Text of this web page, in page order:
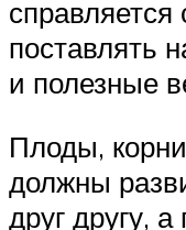
справляется
поставлять
и полезные
Плоды,
должны
друг другу,